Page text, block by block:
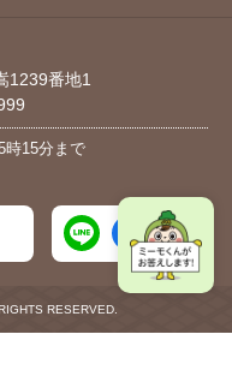
1239番地1
時15分まで
RESERVED.